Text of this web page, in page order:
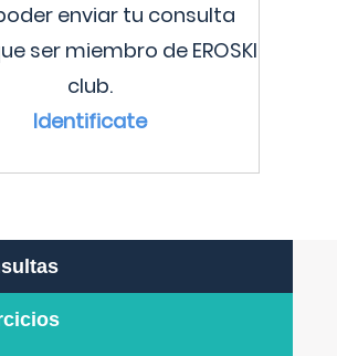
enviar tu consulta
ser miembro de EROSKI
club.
Identificate